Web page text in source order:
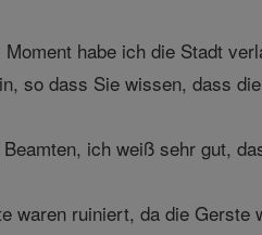
habe ich die Stadt
so dass Sie wissen, dass
ich weiß sehr gut,
waren ruiniert, da die